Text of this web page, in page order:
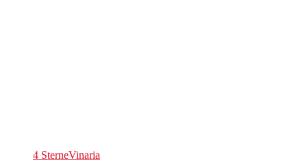
4 SterneVinaria